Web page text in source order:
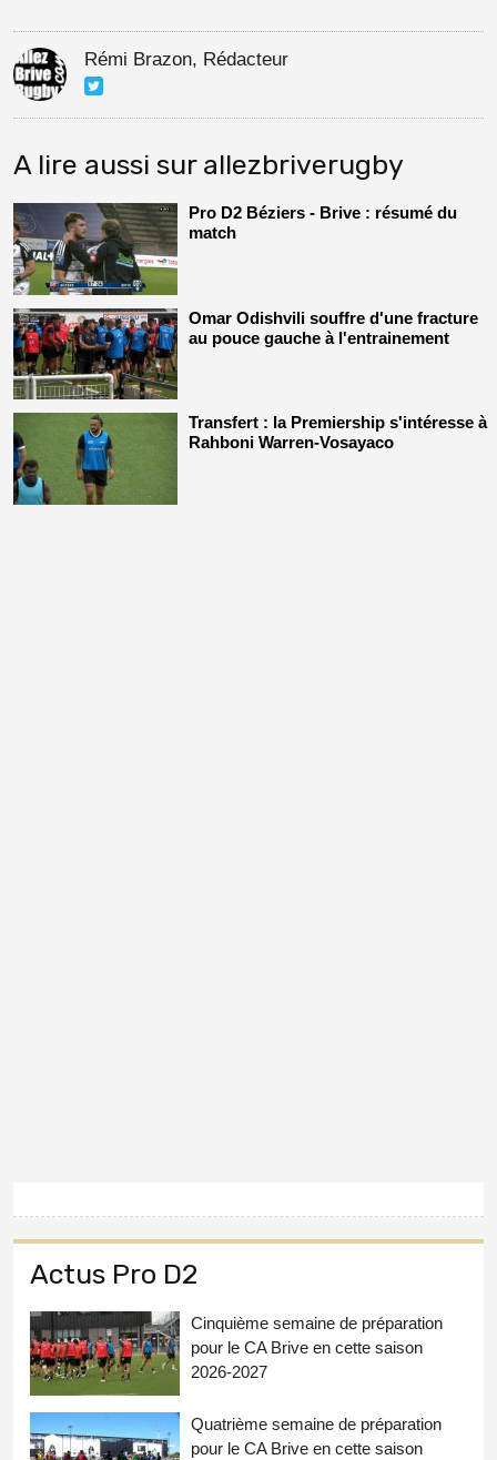
Rémi Brazon, Rédacteur
A lire aussi sur allezbriverugby
Pro D2 Béziers - Brive : résumé du
match
Omar Odishvili souffre d'une fracture
au pouce gauche à l'entrainement
Transfert : la Premiership s'intéresse à
Rahboni Warren-Vosayaco
Actus Pro D2
Cinquième semaine de préparation
pour le CA Brive en cette saison
2026-2027
Quatrième semaine de préparation
pour le CA Brive en cette saison